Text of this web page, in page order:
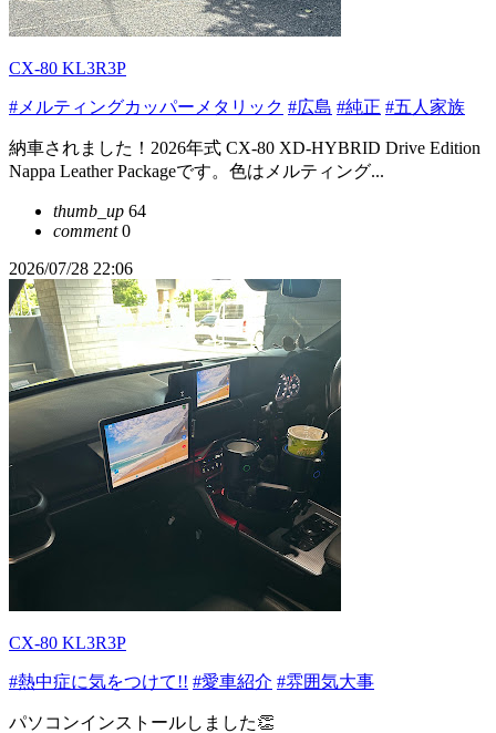
CX-80 KL3R3P
#メルティングカッパーメタリック #広島 #純正 #五人家族
納車されました！2026年式 CX-80 XD-HYBRID Drive Edition
Nappa Leather Packageです。色はメルティング...
thumb_up 64
comment0
2026/07/28 22:06
CX-80 KL3R3P
#熱中症に気をつけて!! #愛車紹介 #雰囲気大事
パソコンインストールしました👏